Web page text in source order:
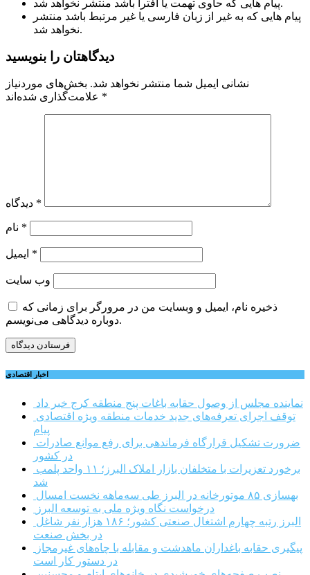
پیام هایی که حاوی تهمت یا افترا باشد منتشر نخواهد شد.
پیام هایی که به غیر از زبان فارسی یا غیر مرتبط باشد منتشر
نخواهد شد.
دیدگاهتان را بنویسید
نشانی ایمیل شما منتشر نخواهد شد. بخش‌های موردنیاز
*
*
*
*
وب‌ سایت
ذخیره نام، ایمیل و وبسایت من در مرورگر برای زمانی که
دوباره دیدگاهی می‌نویسم.
اخبار اقتصادی
نماینده مجلس از وصول حقابه باغات پنج منطقه کرج خبر داد
پیام
در کشور
شد
بهسازی ۸۵ موتورخانه در البرز طی سه‌ماهه نخست امسال
درخواست نگاه ویژه ملی به توسعه البرز
در بخش صنعت
در دستور کار است